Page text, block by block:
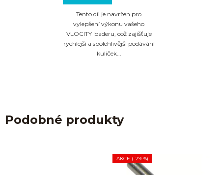
Tento díl je navržen pro
vylepšení výkonu vašeho
VLOCITY loaderu, což zajišťuje
rychlejší a spolehlivější podávání
kuliček...
Podobné produkty
AKCE (–29 %)